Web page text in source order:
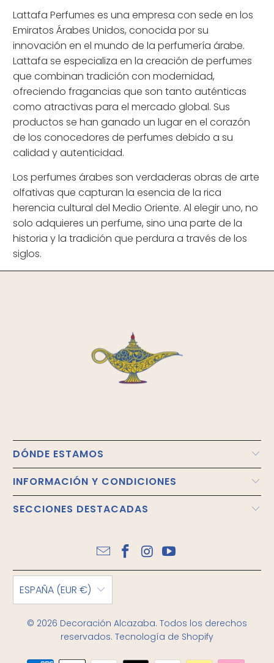
Lattafa Perfumes es una empresa con sede en los
Emiratos Árabes Unidos, conocida por su
innovación en el mundo de la perfumería árabe.
Lattafa se especializa en la creación de perfumes
que combinan tradición con modernidad,
ofreciendo fragancias que son tanto auténticas
como atractivas para el mercado global. Sus
productos se han ganado un lugar en el corazón
de los conocedores de perfumes debido a su
calidad y autenticidad.
Los perfumes árabes son verdaderas obras de arte
olfativas que capturan la esencia de la rica
herencia cultural del Medio Oriente. Al elegir uno, no
solo adquieres un perfume, sino una parte de la
historia y la tradición que perdura a través de los
siglos.
DÓNDE ESTAMOS
INFORMACIÓN Y CONDICIONES
SECCIONES DESTACADAS
ESPAÑA (EUR €)
© 2026 Decoración Alcazaba. Todos los derechos
reservados. Tecnología de Shopify